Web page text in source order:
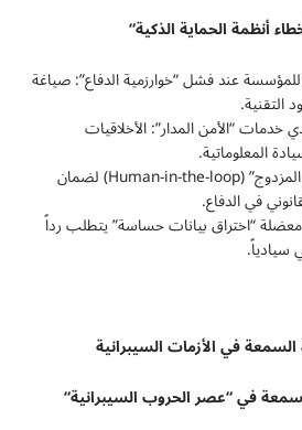
أنظمة الحماية الذكية“
للمؤسسة عند فشل “خوارزمية الدفاع”: صياغة
التقنية.
خدمات “الأمن المدار”: الأخلاقيات
المعلوماتية.
بناء أنظمة “التحقق المزدوج” (Human-in-the-loop) لضمان
في الدفاع.
معضلة “اختراق بيانات حساسة” يتطلب رداً
سيادياً.
السمعة في الأزمات السيبرانية
في “عصر الحروب السيبرانية“